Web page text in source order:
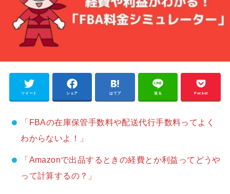
ツイート シェア はてブ 送る Pocket
「FBAの在庫保管手数料や配送代行手数料ってよく
わからないよ！」
「Amazonで出品するときの経費とか利益ってどうや
って計算するの？」